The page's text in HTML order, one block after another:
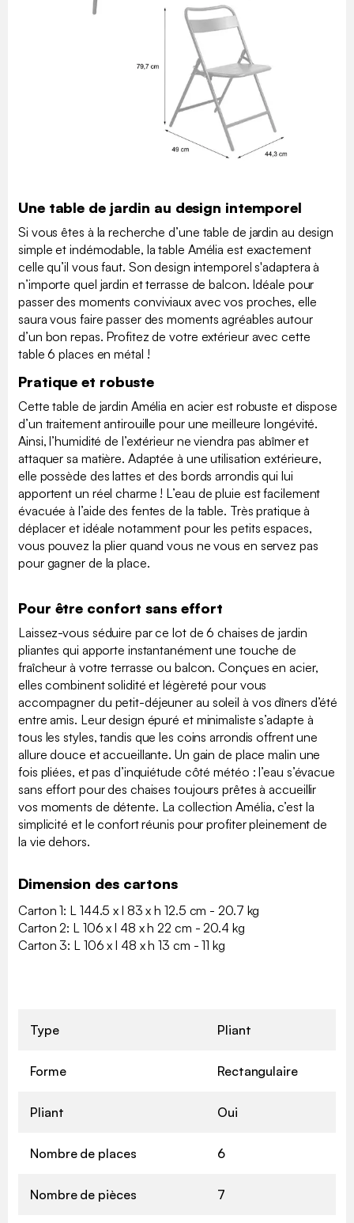
Une table de jardin au design intemporel
Si vous êtes à la recherche d’une table de jardin au design
simple et indémodable, la table Amélia est exactement
celle qu’il vous faut. Son design intemporel s'adaptera à
n’importe quel jardin et terrasse de balcon. Idéale pour
passer des moments conviviaux avec vos proches, elle
saura vous faire passer des moments agréables autour
d’un bon repas. Profitez de votre extérieur avec cette
table 6 places en métal !
Pratique et robuste
Cette table de jardin Amélia en acier est robuste et dispose
d’un traitement antirouille pour une meilleure longévité.
Ainsi, l’humidité de l’extérieur ne viendra pas abîmer et
attaquer sa matière. Adaptée à une utilisation extérieure,
elle possède des lattes et des bords arrondis qui lui
apportent un réel charme ! L’eau de pluie est facilement
évacuée à l’aide des fentes de la table. Très pratique à
déplacer et idéale notamment pour les petits espaces,
vous pouvez la plier quand vous ne vous en servez pas
pour gagner de la place.
Pour être confort sans effort
Laissez-vous séduire par ce lot de 6 chaises de jardin
pliantes qui apporte instantanément une touche de
fraîcheur à votre terrasse ou balcon. Conçues en acier,
elles combinent solidité et légèreté pour vous
accompagner du petit-déjeuner au soleil à vos dîners d’été
entre amis. Leur design épuré et minimaliste s’adapte à
tous les styles, tandis que les coins arrondis offrent une
allure douce et accueillante. Un gain de place malin une
fois pliées, et pas d’inquiétude côté météo : l’eau s’évacue
sans effort pour des chaises toujours prêtes à accueillir
vos moments de détente. La collection Amélia, c’est la
simplicité et le confort réunis pour profiter pleinement de
la vie dehors.
Dimension des cartons
Carton 1: L 144.5 x l 83 x h 12.5 cm - 20.7 kg
Carton 2: L 106 x l 48 x h 22 cm - 20.4 kg
Carton 3: L 106 x l 48 x h 13 cm - 11 kg
Type Pliant
Forme Rectangulaire
Pliant Oui
Nombre de places 6
Nombre de pièces 7